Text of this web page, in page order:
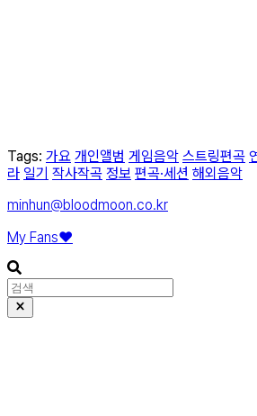
Tags: 가요 개인앨범 게임음악 스트링편곡
라 일기 작사작곡 정보 편곡·세션 해외음악
minhun@bloodmoon.co.kr
My Fans❤️